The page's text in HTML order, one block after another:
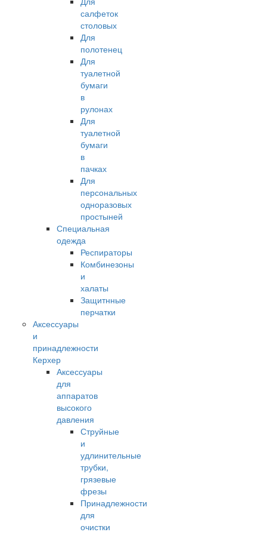
салфеток
столовых
Для
полотенец
Для
туалетной
бумаги
в
рулонах
Для
туалетной
бумаги
в
пачках
Для
персональных
одноразовых
простыней
Специальная
одежда
Респираторы
Комбинезоны
и
халаты
Защитнные
перчатки
Аксессуары
и
принадлежности
Керхер
Аксессуары
для
аппаратов
высокого
давления
Струйные
и
удлинительные
трубки,
грязевые
фрезы
Принадлежности
для
очистки